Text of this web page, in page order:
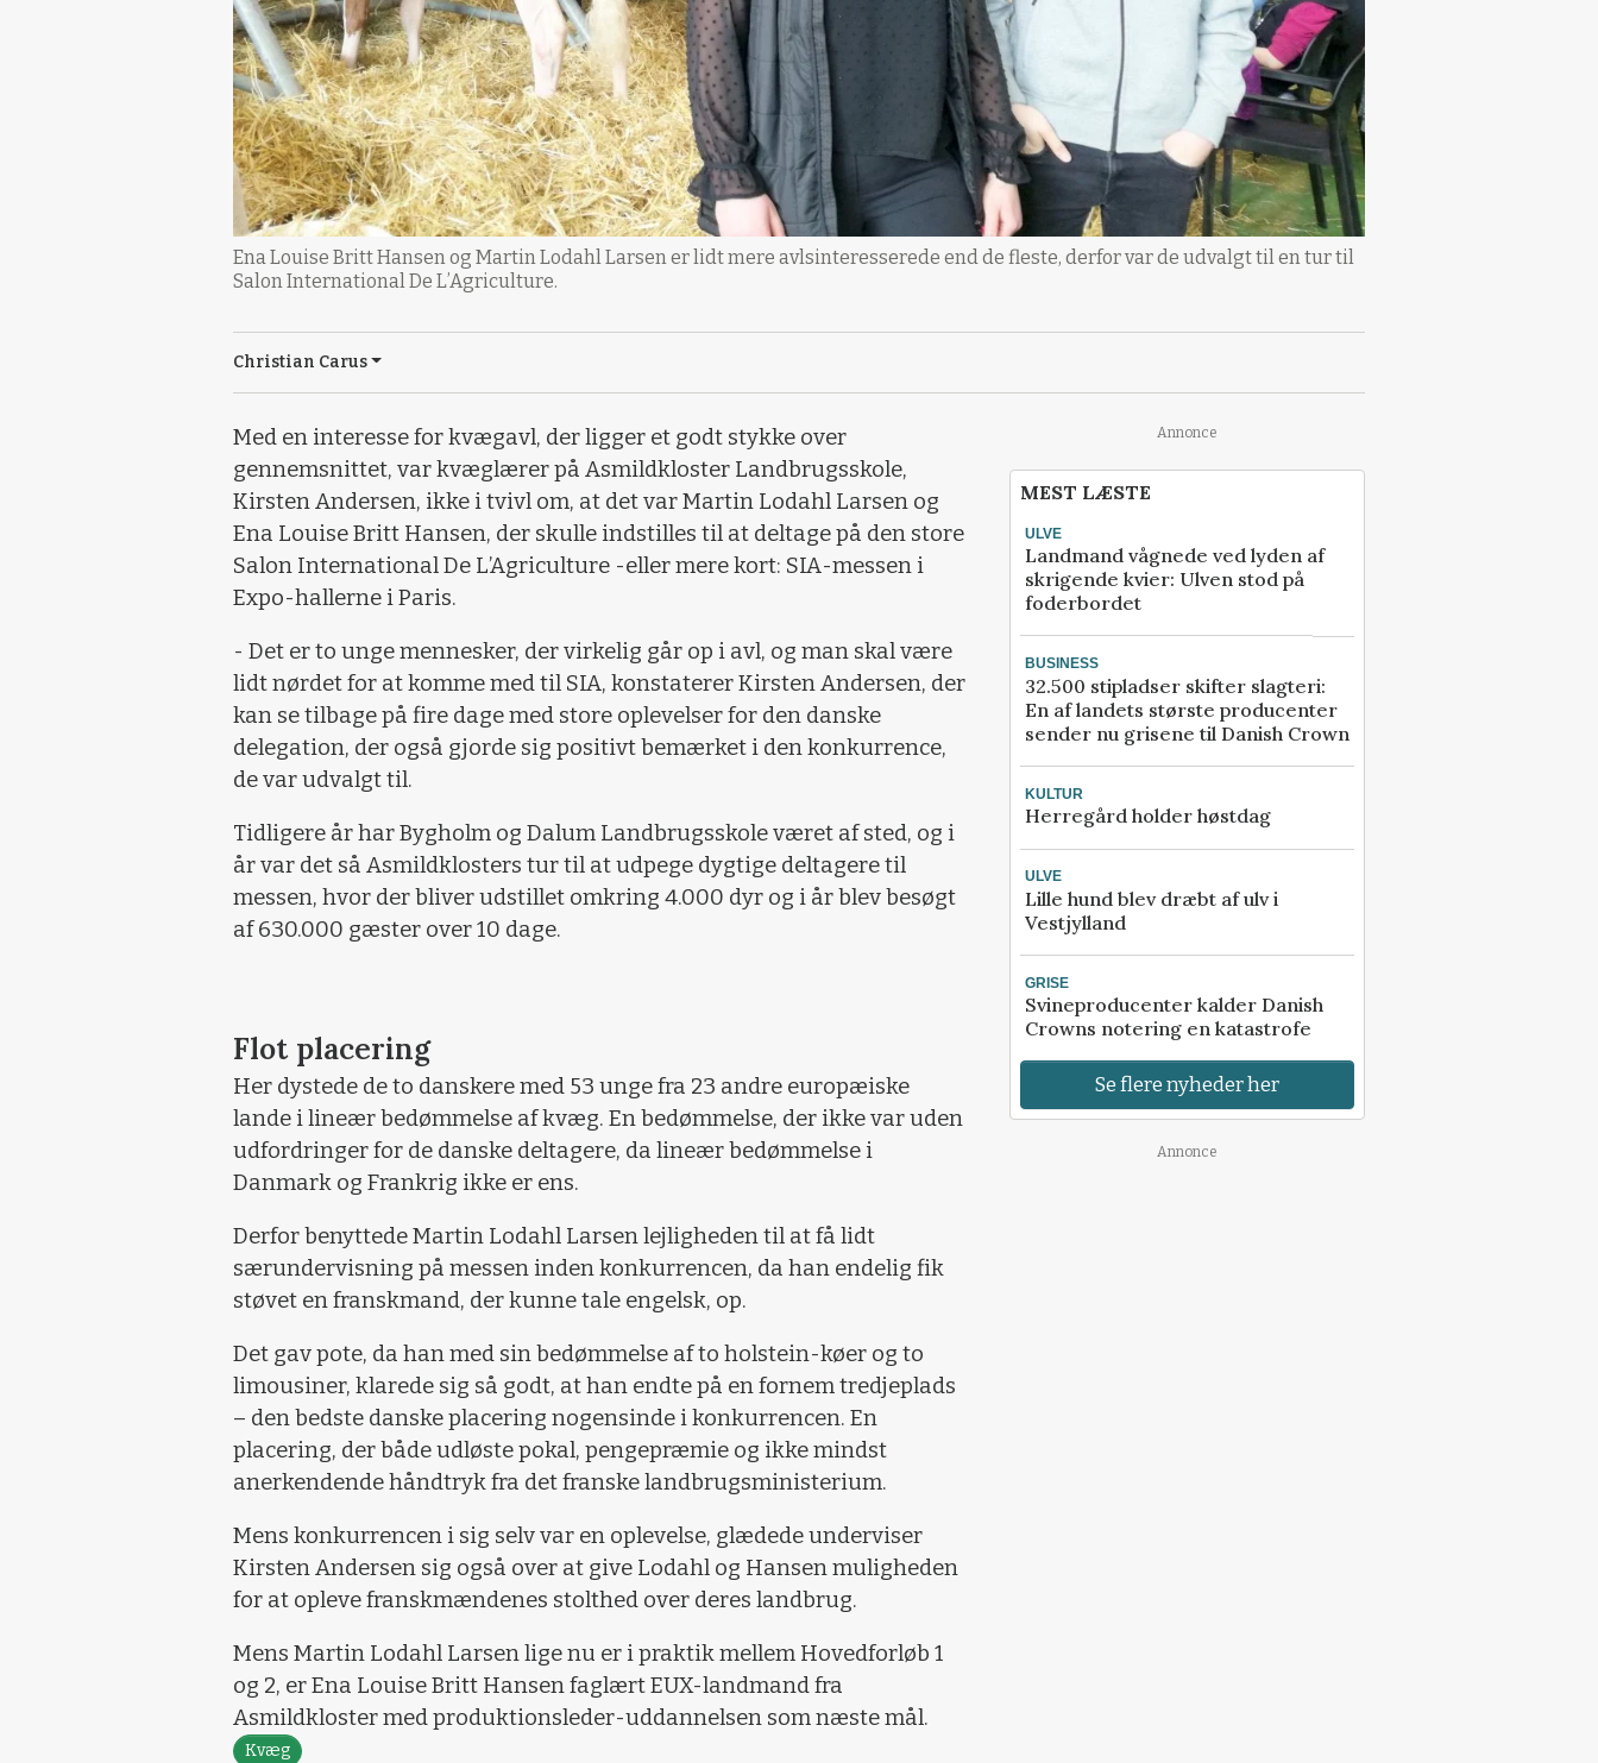
Ena Louise Britt Hansen og Martin Lodahl Larsen er lidt mere avlsinteresserede end de fleste, derfor var de udvalgt til en tur til
Salon International De L’Agriculture.
Christian Carus
Med en interesse for kvægavl, der ligger et godt stykke over
gennemsnittet, var kvæglærer på Asmildkloster Landbrugsskole,
Kirsten Andersen, ikke i tvivl om, at det var Martin Lodahl Larsen og
Ena Louise Britt Hansen, der skulle indstilles til at deltage på den store
Salon International De L’Agriculture -eller mere kort: SIA-messen i
Expo-hallerne i Paris.
- Det er to unge mennesker, der virkelig går op i avl, og man skal være
lidt nørdet for at komme med til SIA, konstaterer Kirsten Andersen, der
kan se tilbage på fire dage med store oplevelser for den danske
delegation, der også gjorde sig positivt bemærket i den konkurrence,
de var udvalgt til.
Tidligere år har Bygholm og Dalum Landbrugsskole været af sted, og i
år var det så Asmildklosters tur til at udpege dygtige deltagere til
messen, hvor der bliver udstillet omkring 4.000 dyr og i år blev besøgt
af 630.000 gæster over 10 dage.
Flot placering
Her dystede de to danskere med 53 unge fra 23 andre europæiske
lande i lineær bedømmelse af kvæg. En bedømmelse, der ikke var uden
udfordringer for de danske deltagere, da lineær bedømmelse i
Danmark og Frankrig ikke er ens.
Derfor benyttede Martin Lodahl Larsen lejligheden til at få lidt
særundervisning på messen inden konkurrencen, da han endelig fik
støvet en franskmand, der kunne tale engelsk, op.
Det gav pote, da han med sin bedømmelse af to holstein-køer og to
limousiner, klarede sig så godt, at han endte på en fornem tredjeplads
– den bedste danske placering nogensinde i konkurrencen. En
placering, der både udløste pokal, pengepræmie og ikke mindst
anerkendende håndtryk fra det franske landbrugsministerium.
Mens konkurrencen i sig selv var en oplevelse, glædede underviser
Kirsten Andersen sig også over at give Lodahl og Hansen muligheden
for at opleve franskmændenes stolthed over deres landbrug.
Mens Martin Lodahl Larsen lige nu er i praktik mellem Hovedforløb 1
og 2, er Ena Louise Britt Hansen faglært EUX-landmand fra
Asmildkloster med produktionsleder-uddannelsen som næste mål.
Kvæg
Annonce
MEST LÆSTE
ULVE
Landmand vågnede ved lyden af
skrigende kvier: Ulven stod på
foderbordet
BUSINESS
32.500 stipladser skifter slagteri:
En af landets største producenter
sender nu grisene til Danish Crown
KULTUR
Herregård holder høstdag
ULVE
Lille hund blev dræbt af ulv i
Vestjylland
GRISE
Svineproducenter kalder Danish
Crowns notering en katastrofe
Se flere nyheder her
Annonce